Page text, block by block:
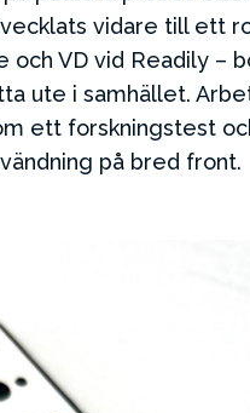
vidare till ett
VD vid Readily –
ute i samhället.
ett forskningstest
på bred front.